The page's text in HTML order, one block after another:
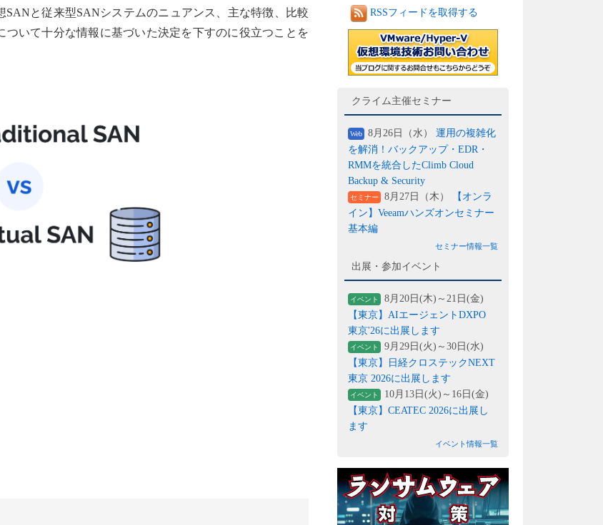
と従来型SANシステムのニュアンス、主な特徴、比較
いて十分な情報に基づいた決定を下すのに役立つことを
RSSフィードを取得する
クライム主催セミナー
Web 8月26日（水） 運用の複雑化
を解消！バックアップ・EDR・
RMMを統合したClimb Cloud
Backup & Security
セミナー 8月27日（木）
【オンラ
イン】Veeamハンズオンセミナー
基本編
セミナー情報一覧
出展・参加イベント
イベント
8月20日(木)～21日(金)
【東京】AIエージェントDXPO
東京'26に出展します
イベント
9月29日(火)～30日(水)
【東京】日経クロステックNEXT
東京 2026に出展します
イベント
10月13日(火)～16日(金)
【東京】CEATEC 2026に出展し
ます
イベント情報一覧